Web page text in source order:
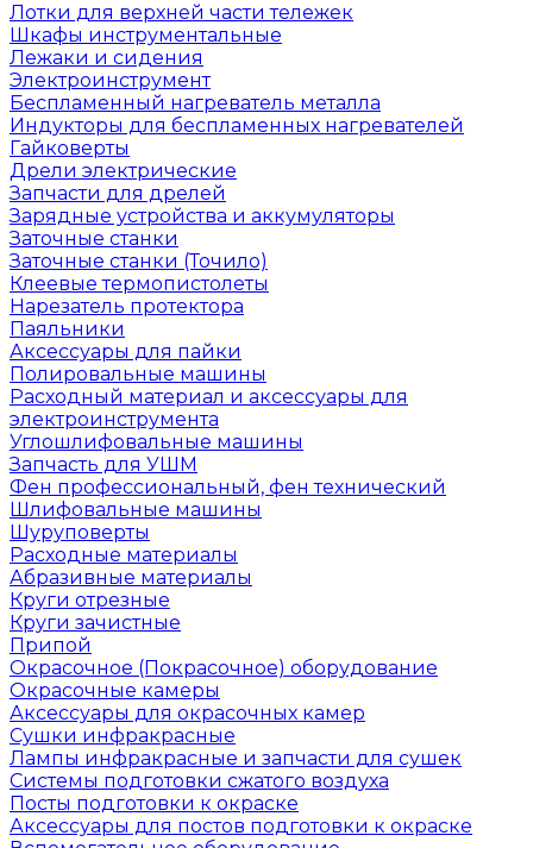
Лотки для верхней части тележек
Шкафы инструментальные
Лежаки и сидения
Электроинструмент
Беспламенный нагреватель металла
Индукторы для беспламенных нагревателей
Гайковерты
Дрели электрические
Запчасти для дрелей
Зарядные устройства и аккумуляторы
Заточные станки
Заточные станки (Точило)
Клеевые термопистолеты
Нарезатель протектора
Паяльники
Аксессуары для пайки
Полировальные машины
Расходный материал и аксессуары для
электроинструмента
Углошлифовальные машины
Запчасть для УШМ
Фен профессиональный, фен технический
Шлифовальные машины
Шуруповерты
Расходные материалы
Абразивные материалы
Круги отрезные
Круги зачистные
Припой
Окрасочное (Покрасочное) оборудование
Окрасочные камеры
Аксессуары для окрасочных камер
Сушки инфракрасные
Лампы инфракрасные и запчасти для сушек
Системы подготовки сжатого воздуха
Посты подготовки к окраске
Аксессуары для постов подготовки к окраске